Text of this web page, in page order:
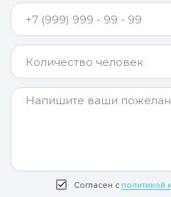
Согласен с политикой